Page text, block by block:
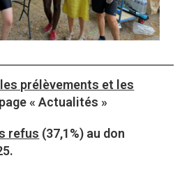
prélèvements et les
« Actualités »
refus (37,1%) au don